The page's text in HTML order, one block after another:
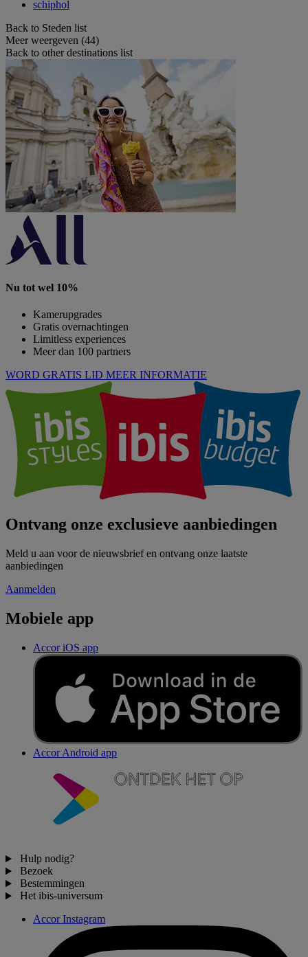
schiphol
Back to Steden list
Meer weergeven (44)
Back to other destinations list
Nu tot wel 10%
Kamerupgrades
Gratis overnachtingen
Limitless experiences
Meer dan 100 partners
WORD GRATIS LID MEER INFORMATIE
Ontvang onze exclusieve aanbiedingen
Meld u aan voor de nieuwsbrief en ontvang onze laatste
aanbiedingen
Aanmelden
Mobiele app
Accor iOS app
Accor Android app
Hulp nodig?
Bezoek
Bestemmingen
Het ibis-universum
Accor Instagram